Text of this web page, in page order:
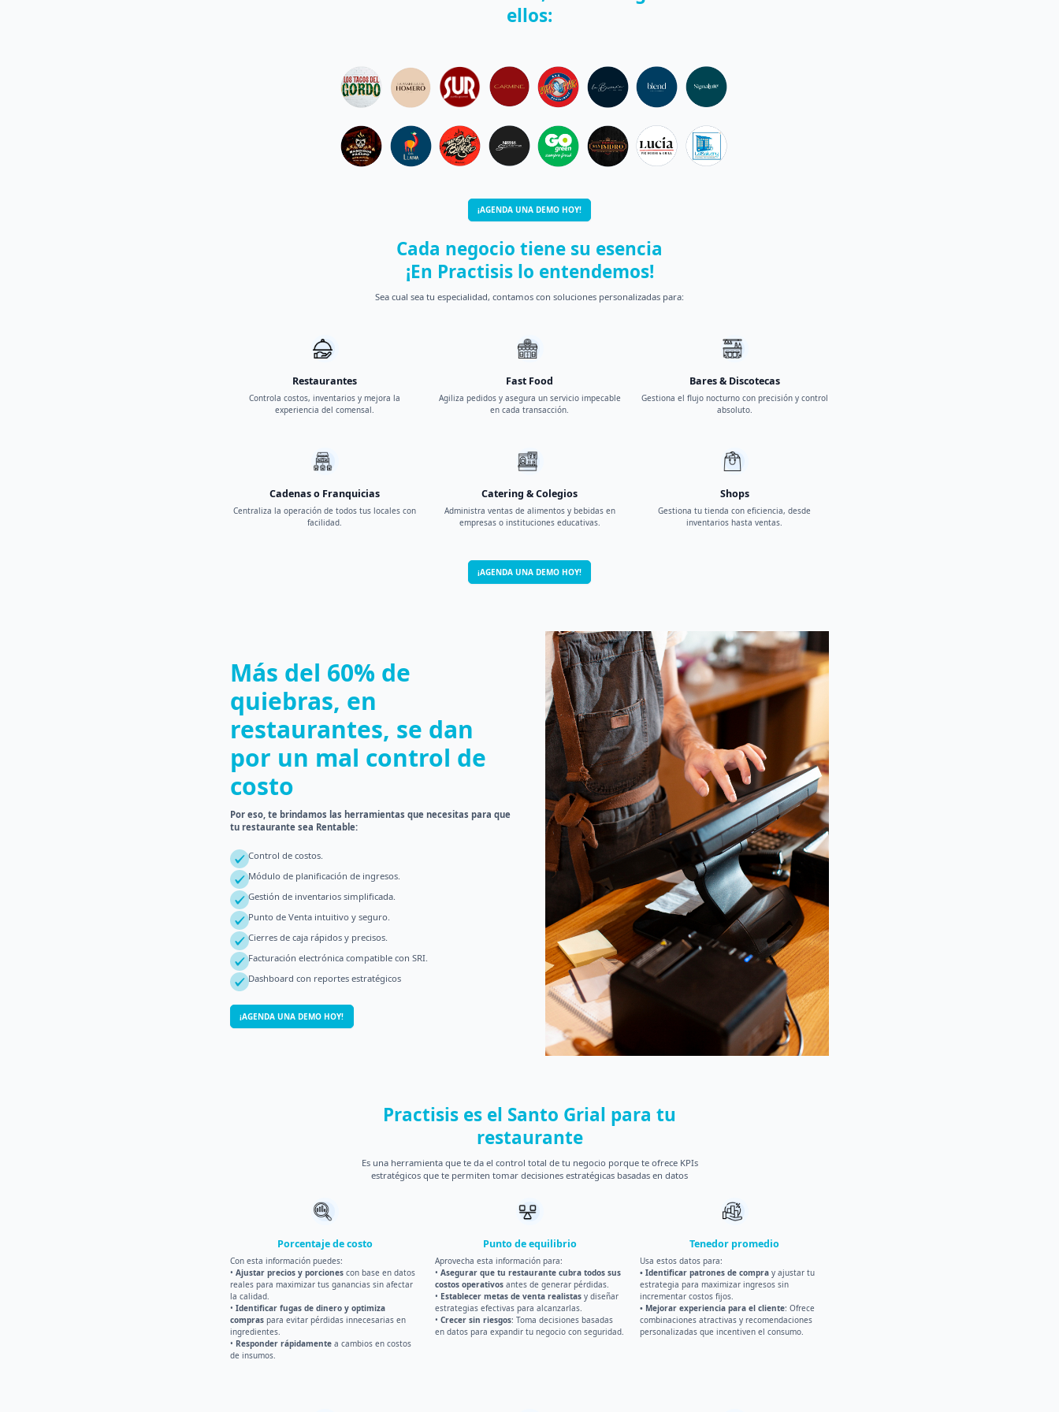
ellos:
¡AGENDA UNA DEMO HOY!
Cada negocio tiene su esencia
¡En Practisis lo entendemos!
Sea cual sea tu especialidad, contamos con soluciones personalizadas para:
Restaurantes
Controla costos, inventarios y mejora la
experiencia del comensal.
Fast Food
Agiliza pedidos y asegura un servicio impecable
en cada transacción.
Bares & Discotecas
Gestiona el flujo nocturno con precisión y control
absoluto.
Cadenas o Franquicias
Centraliza la operación de todos tus locales con
facilidad.
Catering & Colegios
Administra ventas de alimentos y bebidas en
empresas o instituciones educativas.
Shops
Gestiona tu tienda con eficiencia, desde
inventarios hasta ventas.
¡AGENDA UNA DEMO HOY!
Más del 60% de
quiebras, en
restaurantes, se dan
por un mal control de
costo
Por eso, te brindamos las herramientas que necesitas para que
tu restaurante sea Rentable:
Control de costos.
Módulo de planificación de ingresos.
Gestión de inventarios simplificada.
Punto de Venta intuitivo y seguro.
Cierres de caja rápidos y precisos.
Facturación electrónica compatible con SRI.
Dashboard con reportes estratégicos
¡AGENDA UNA DEMO HOY!
Practisis es el Santo Grial para tu
restaurante
Es una herramienta que te da el control total de tu negocio porque te ofrece KPIs
estratégicos que te permiten tomar decisiones estratégicas basadas en datos
Porcentaje de costo
Con esta información puedes:
• Ajustar precios y porciones con base en datos
reales para maximizar tus ganancias sin afectar
la calidad.
• Identificar fugas de dinero y optimiza
compras para evitar pérdidas innecesarias en
ingredientes.
• Responder rápidamente a cambios en costos
de insumos.
Punto de equilibrio
Aprovecha esta información para:
• Asegurar que tu restaurante cubra todos sus
costos operativos antes de generar pérdidas.
• Establecer metas de venta realistas y diseñar
estrategias efectivas para alcanzarlas.
• Crecer sin riesgos: Toma decisiones basadas
en datos para expandir tu negocio con seguridad.
Tenedor promedio
Usa estos datos para:
• Identificar patrones de compra y ajustar tu
estrategia para maximizar ingresos sin
incrementar costos fijos.
• Mejorar experiencia para el cliente: Ofrece
combinaciones atractivas y recomendaciones
personalizadas que incentiven el consumo.